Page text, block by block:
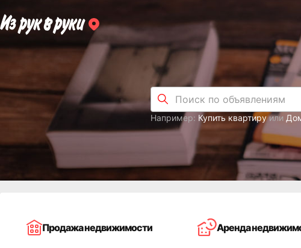
Например: Купить квартируили
Продажа недвижимости Аренда